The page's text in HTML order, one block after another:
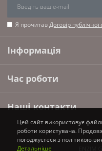
Я прочитавДоговір
Інформація
Час роботи
Наші контакти
Цей сайт використовує
роботи користувача.
погоджуєтеся з політикою
Детальніше